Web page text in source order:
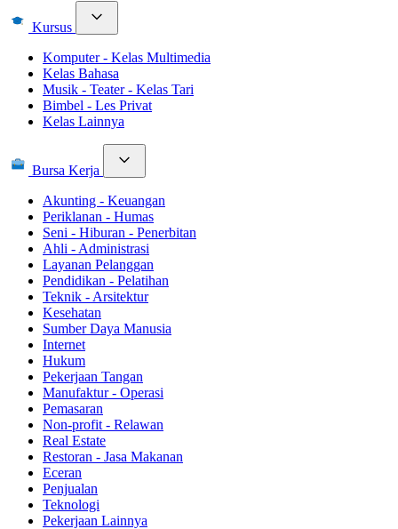
Kursus
Komputer - Kelas Multimedia
Kelas Bahasa
Musik - Teater - Kelas Tari
Bimbel - Les Privat
Kelas Lainnya
Bursa Kerja
Akunting - Keuangan
Periklanan - Humas
Seni - Hiburan - Penerbitan
Ahli - Administrasi
Layanan Pelanggan
Pendidikan - Pelatihan
Teknik - Arsitektur
Kesehatan
Sumber Daya Manusia
Internet
Hukum
Pekerjaan Tangan
Manufaktur - Operasi
Pemasaran
Non-profit - Relawan
Real Estate
Restoran - Jasa Makanan
Eceran
Penjualan
Teknologi
Pekerjaan Lainnya